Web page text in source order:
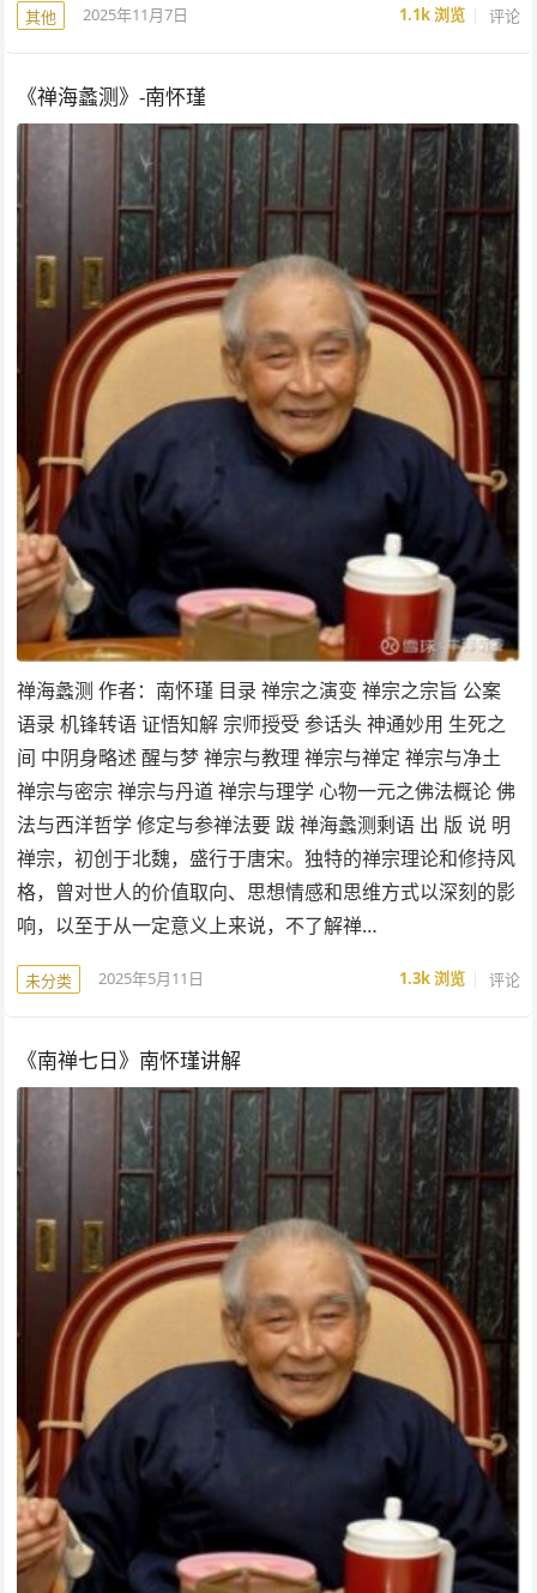
其他 2025年11月7日 1.1k浏览 评论
《禅海蠡测》-南怀瑾
禅海蠡测 作者：南怀瑾 目录 禅宗之演变 禅宗之宗旨 公案
语录 机锋转语 证悟知解 宗师授受 参话头 神通妙用 生死之
间 中阴身略述 醒与梦 禅宗与教理 禅宗与禅定 禅宗与净土
禅宗与密宗 禅宗与丹道 禅宗与理学 心物一元之佛法概论 佛
法与西洋哲学 修定与参禅法要 跋 禅海蠡测剩语 出 版 说 明
禅宗，初创于北魏，盛行于唐宋。独特的禅宗理论和修持风
格，曾对世人的价值取向、思想情感和思维方式以深刻的影
响，以至于从一定意义上来说，不了解禅…
未分类 2025年5月11日 1.3k浏览 评论
《南禅七日》南怀瑾讲解